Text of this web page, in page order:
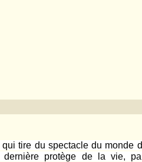
tire du spectacle du monde
dernière protège de la vie,